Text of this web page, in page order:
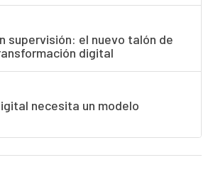
supervisión: el nuevo talón de
digital
necesita un modelo